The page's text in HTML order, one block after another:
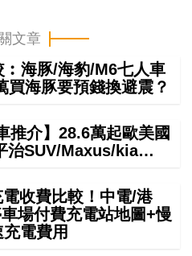
文章
海豚/海豹/M6七人車
買海豚要預錢換避震？
推介】28.6萬起歐美國
治SUV/Maxus/kia…
收費比較！中電/港
場付費充電站地圖+慢
電費用